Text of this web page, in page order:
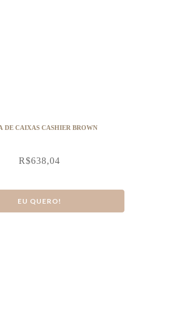
DE CAIXAS CASHIER BROWN
R$638,04
EU QUERO!